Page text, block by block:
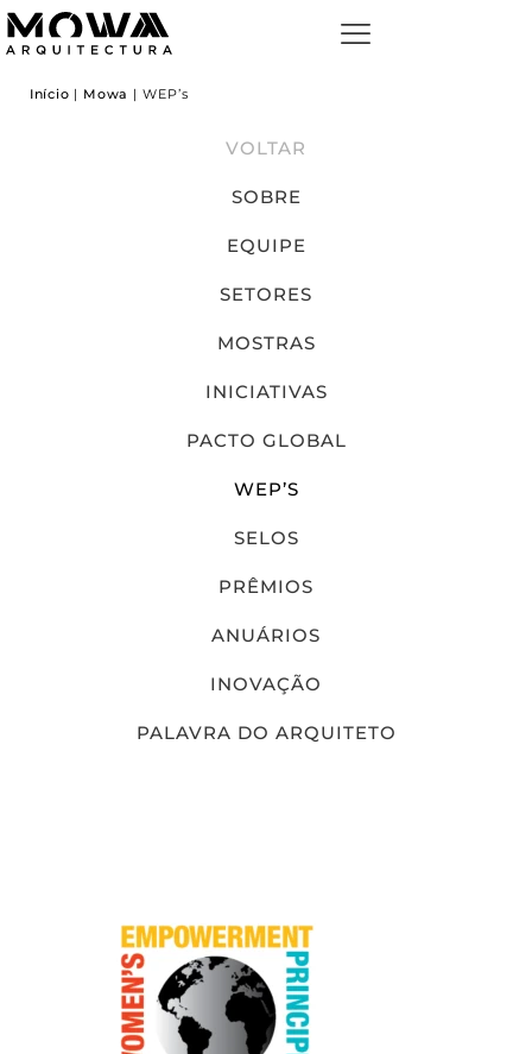
Início | Mowa |WEP’s
VOLTAR
SOBRE
EQUIPE
SETORES
MOSTRAS
INICIATIVAS
PACTO GLOBAL
WEP’S
SELOS
PRÊMIOS
ANUÁRIOS
INOVAÇÃO
PALAVRA DO ARQUITETO